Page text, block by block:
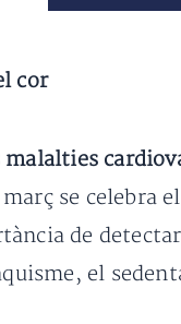
cor
malalties
març se celebra
de
el